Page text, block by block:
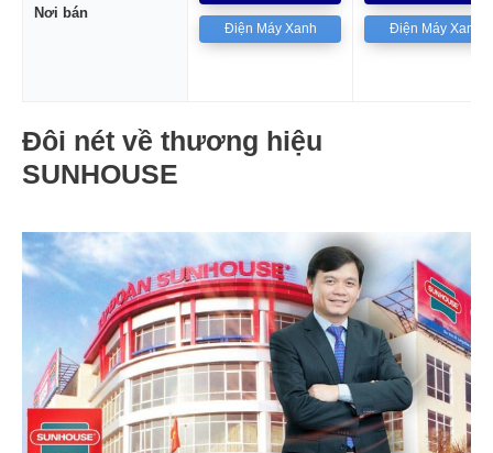
Nơi bán
Điện Máy Xanh Điện Máy Xanh
Đôi nét về thương hiệu
SUNHOUSE